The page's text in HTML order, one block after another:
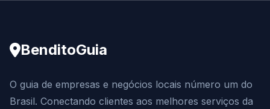
BenditoGuia
O guia de empresas e negócios locais número um do
Brasil. Conectando clientes aos melhores serviços da